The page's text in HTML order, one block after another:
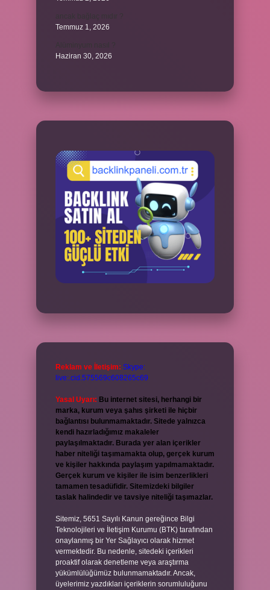
Temmuz 1, 2026
Haziran 30, 2026
Reklam ve İletişim: Skype:
live:.cid.575569c608265c69
Yasal Uyarı: Bu internet sitesi, herhangi bir
marka, kurum veya şahıs şirketi ile hiçbir
bağlantısı bulunmamaktadır. Sitede yalnızca
kendi hazırladığımız makaleler
paylaşılmaktadır. Burada yer alan içerikler
haber niteliği taşımamakta olup, gerçek kurum
ve kişiler hakkında paylaşım yapılmamaktadır.
Gerçek kurum ve kişiler ile isim benzerlikleri
tamamen tesadüfidir. Sitemizdeki bilgiler
taslak halindedir ve tavsiye niteliği taşımazlar.
Sitemiz, 5651 Sayılı Kanun gereğince Bilgi
Teknolojileri ve İletişim Kurumu (BTK) tarafından
onaylanmış bir Yer Sağlayıcı olarak hizmet
vermektedir. Bu nedenle, sitedeki içerikleri
proaktif olarak denetleme veya araştırma
yükümlülüğümüz bulunmamaktadır. Ancak,
üyelerimiz yazdıkları içeriklerin sorumluluğunu